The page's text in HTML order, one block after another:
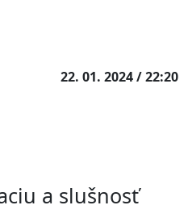
22. 01. 2024 / 22:20
a slušnosť